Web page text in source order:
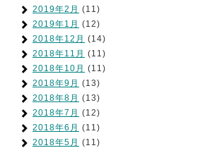
2019年2月 (11)
2019年1月 (12)
2018年12月 (14)
2018年11月 (11)
2018年10月 (11)
2018年9月 (13)
2018年8月 (13)
2018年7月 (12)
2018年6月 (11)
2018年5月 (11)